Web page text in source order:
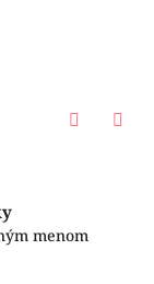
menom